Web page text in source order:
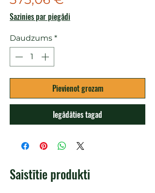
Sazinies par piegādi
Daudzums *
Pievienot grozam
Iegādāties tagad
Saistītie produkti